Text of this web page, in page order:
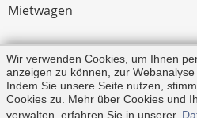
Mietwagen
Rechtliches
Impressum
Wir verwenden Cookies, um Ihnen
anzeigen zu können, zur
Indem Sie unsere Seite nutzen,
Cookies zu. Mehr über Cookies und
verwalten, erfahren Sie in unserer